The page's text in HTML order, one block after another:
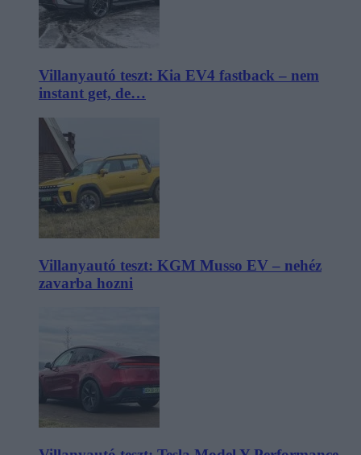
Villanyautó teszt: Kia EV4 fastback – nem
instant get, de…
Villanyautó teszt: KGM Musso EV – nehéz
zavarba hozni